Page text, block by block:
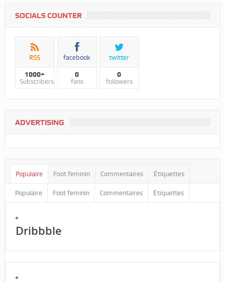
SOCIALS COUNTER
RSS
1000+
Subscribers
facebook
0
fans
twitter
0
followers
ADVERTISING
Populaire Foot feminin Commentaires Étiquettes
Populaire Foot feminin Commentaires Étiquettes
Dribbble